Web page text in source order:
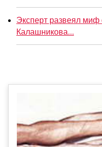
Эксперт развеял миф
Калашникова...